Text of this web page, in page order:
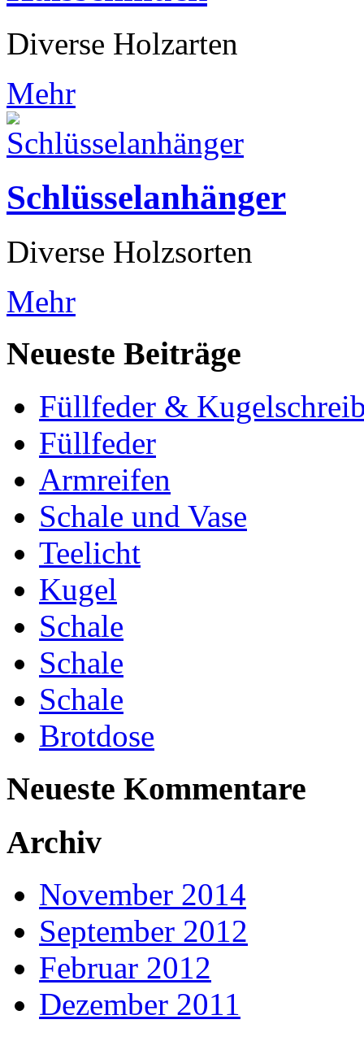
Diverse Holzarten
Mehr
Schlüsselanhänger
Diverse Holzsorten
Mehr
Neueste Beiträge
Füllfeder &
Füllfeder
Armreifen
Schale und Vase
Teelicht
Kugel
Schale
Schale
Schale
Brotdose
Neueste Kommentare
Archiv
November 2014
September 2012
Februar 2012
Dezember 2011